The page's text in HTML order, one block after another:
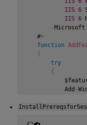
IIS 6
IIS 6
-Microsoft
   #
>
function
{
try
{
           Add
-
catch